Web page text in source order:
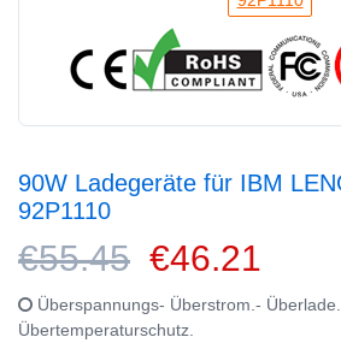
90W Ladegeräte für IBM
92P1110
€55.45 €46.21
Überspannungs- Überstrom.-
Übertemperaturschutz.